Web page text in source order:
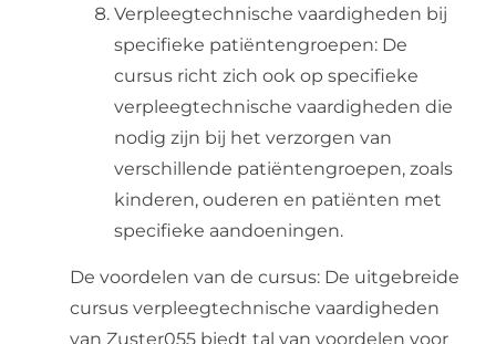
Verpleegtechnische vaardigheden bij
specifieke patiëntengroepen: De
cursus richt zich ook op specifieke
verpleegtechnische vaardigheden die
nodig zijn bij het verzorgen van
verschillende patiëntengroepen, zoals
kinderen, ouderen en patiënten met
specifieke aandoeningen.
De voordelen van de cursus: De uitgebreide
cursus verpleegtechnische vaardigheden
van Zuster055 biedt tal van voordelen voor